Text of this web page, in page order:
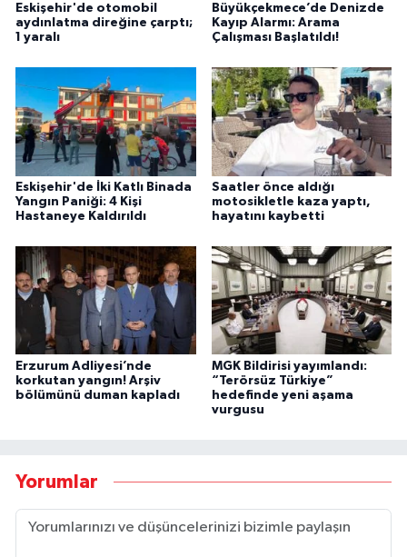
Eskişehir'de otomobil
aydınlatma direğine çarptı;
1 yaralı
Büyükçekmece’de Denizde
Kayıp Alarmı: Arama
Çalışması Başlatıldı!
Eskişehir'de İki Katlı Binada
Yangın Paniği: 4 Kişi
Hastaneye Kaldırıldı
Saatler önce aldığı
motosikletle kaza yaptı,
hayatını kaybetti
Erzurum Adliyesi’nde
korkutan yangın! Arşiv
bölümünü duman kapladı
MGK Bildirisi yayımlandı:
“Terörsüz Türkiye”
hedefinde yeni aşama
vurgusu
Yorumlar